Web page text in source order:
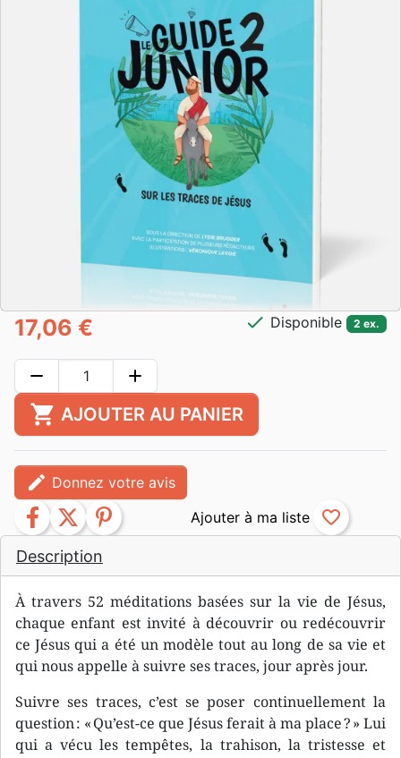
Description
À travers 52 méditations basées sur la vie de Jésus,
chaque enfant est invité à découvrir ou redécouvrir
ce Jésus qui a été un modèle tout au long de sa vie et
qui nous appelle à suivre ses traces, jour après jour.
Suivre ses traces, c’est se poser continuellement la
question : « Qu’est-ce que Jésus ferait à ma place ? » Lui
qui a vécu les tempêtes, la trahison, la tristesse et
17,06 € check Disponible 2 ex.
remove add
shopping_cart AJOUTER AU PANIER
edit Donnez votre avis
facebook twitter pinterest favorite_border